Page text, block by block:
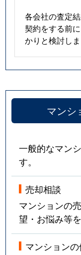
各会社の査定
契約をする前
かりと検討しま
マンシ
一般的なマン
す。
売却相談
マンションの
望・お悩み等
マンション